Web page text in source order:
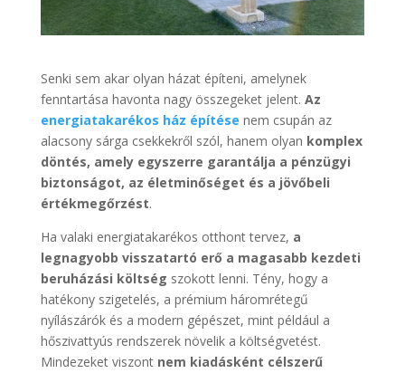
Senki sem akar olyan házat építeni, amelynek
fenntartása havonta nagy összegeket jelent. Az
energiatakarékos ház építése nem csupán az
alacsony sárga csekkekről szól, hanem olyan komplex
döntés, amely egyszerre garantálja a pénzügyi
biztonságot, az életminőséget és a jövőbeli
értékmegőrzést.
Ha valaki energiatakarékos otthont tervez, a
legnagyobb visszatartó erő a magasabb kezdeti
beruházási költség szokott lenni. Tény, hogy a
hatékony szigetelés, a prémium háromrétegű
nyílászárók és a modern gépészet, mint például a
hőszivattyús rendszerek növelik a költségvetést.
Mindezeket viszont nem kiadásként célszerű